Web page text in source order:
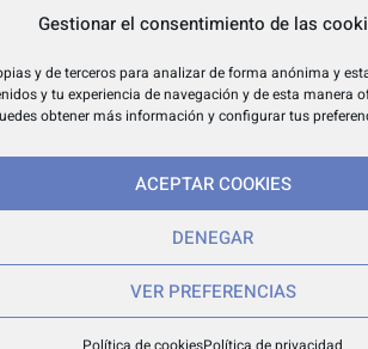
Gestionar el consentimiento de las
y de terceros para analizar de forma anónima y
y tu experiencia de navegación y de esta manera
obtener más información y configurar tus
ACEPTAR COOKIES
DENEGAR
VER PREFERENCIAS